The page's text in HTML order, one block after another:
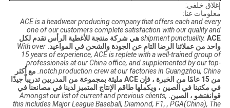
إغلاق خلفي:
معلومات عنا:
ACE is a headwear producing company that offers each and every
one of our customers complete satisfaction with our quality and
shipment punctuality.ACE هي شركة منتجة للأغطية الرأس تقدم لكل
واحد من عملائنا الرضا التام عن الجودة والشحن في المواعيد. With over
15 years of experience, ACE is replete with a well-trained group of
professionals at our China office, and supplemented by our top-
notch production crew at our factories in Guangzhou, China. مع أكثر
من 15 عامًا من الخبرة ، فإن ACE مليئة بمجموعة من المدربين تدريباً جيدًا
في مكتبنا في الصين ، ويكملها طاقم الإنتاج المتميز لدينا في مصانعنا في
قوانغتشو ، الصين. Amongst our list of current and previous clients,
this includes Major League Baseball, Diamond, F1, , PGA(China), The